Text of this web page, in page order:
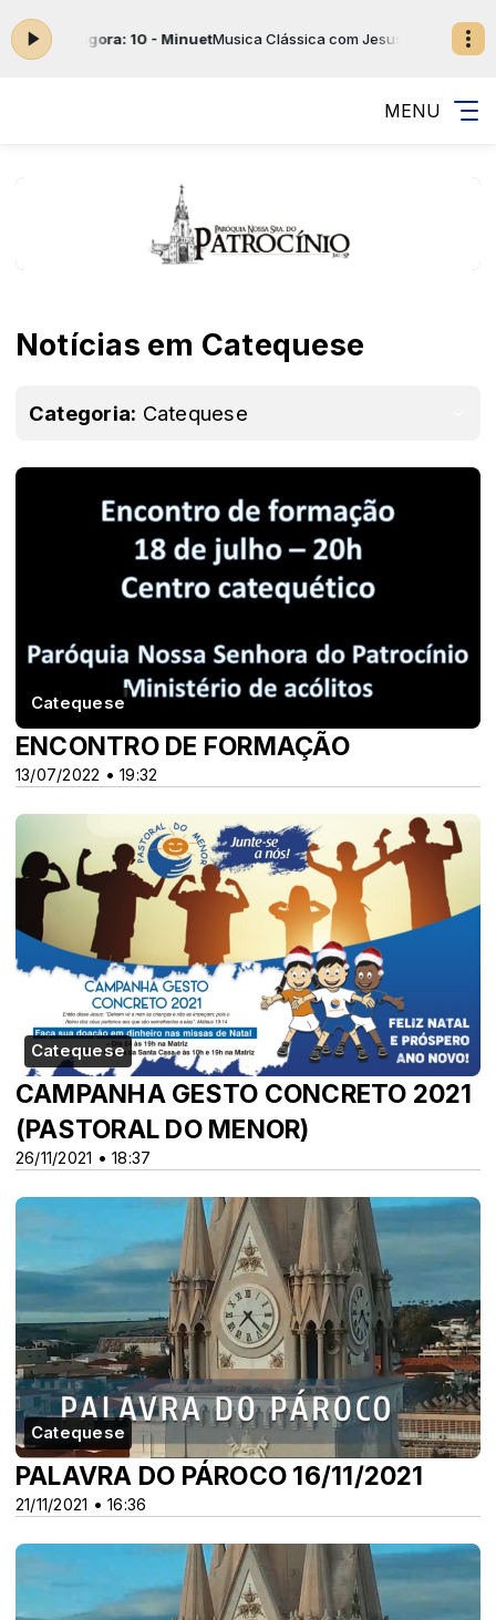
agora: 10 - MinuetMusica Clássica com Jesus das 22:00 às 03:00 -
MENU
Notícias em Catequese
Categoria: Catequese
Catequese
13/07/2022 • 19:32
ENCONTRO DE FORMAÇÃO
Catequese
26/11/2021 • 18:37
CAMPANHA GESTO CONCRETO 2021
(PASTORAL DO MENOR)
Catequese
21/11/2021 • 16:36
PALAVRA DO PÁROCO 16/11/2021